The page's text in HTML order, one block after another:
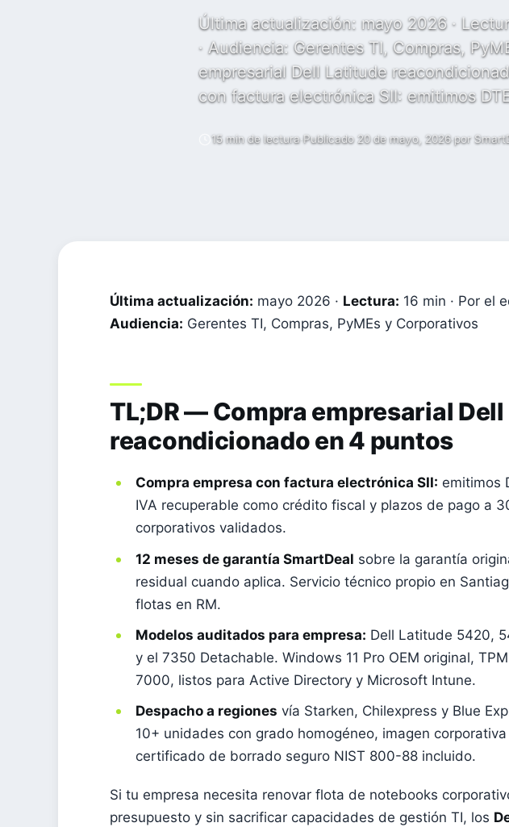
Última actualización: mayo 2026 ·
· Audiencia: Gerentes TI, Compras,
empresarial Dell Latitude
con factura electrónica SII: emitimos
15 min de lectura·Publicado 20 de mayo, 2026·por
Última actualización: mayo 2026 · Lectura: 16 min · Por el
Audiencia: Gerentes TI, Compras, PyMEs y Corporativos
TL;DR — Compra empresarial
reacondicionado en 4 puntos
Compra empresa con factura electrónica SII: emitimos
IVA recuperable como crédito fiscal y plazos de pago a
corporativos validados.
12 meses de garantía SmartDeal sobre la garantía
residual cuando aplica. Servicio técnico propio en
flotas en RM.
Modelos auditados para empresa: Dell Latitude 5420,
y el 7350 Detachable. Windows 11 Pro OEM original,
7000, listos para Active Directory y Microsoft Intune.
Despacho a regiones vía Starken, Chilexpress y Blue
10+ unidades con grado homogéneo, imagen
certificado de borrado seguro NIST 800-88 incluido.
Si tu empresa necesita renovar flota de notebooks
presupuesto y sin sacrificar capacidades de gestión TI, los